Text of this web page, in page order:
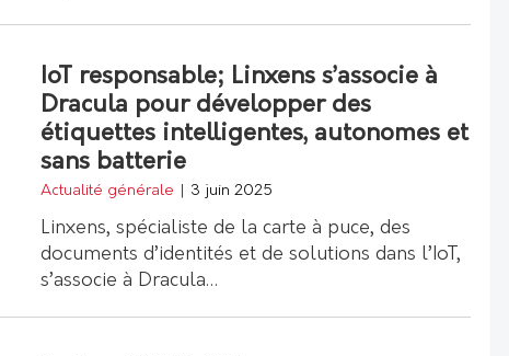
IoT responsable; Linxens s’associe à
Dracula pour développer des
étiquettes intelligentes, autonomes et
sans batterie
Actualité générale 3 juin 2025
Linxens, spécialiste de la carte à puce, des
documents d’identités et de solutions dans l’IoT,
s’associe à Dracula…